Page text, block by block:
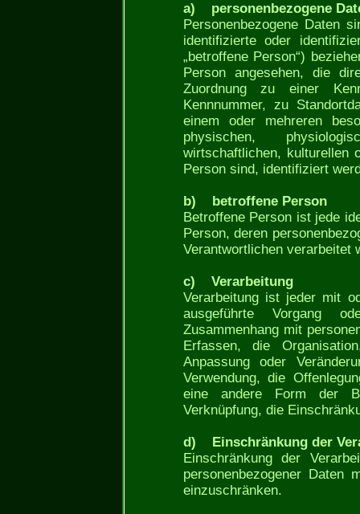
a) personenbezogene
Personenbezogene Daten
identifizierte oder
„betroffene Person“)
Person angesehen, die
Zuordnung zu einer
Kennnummer, zu
einem oder mehreren
physischen,
wirtschaftlichen, kulturellen
Person sind, identifiziert
b) betroffene Person
Betroffene Person ist jede
Person, deren
Verantwortlichen verarbeitet
c) Verarbeitung
Verarbeitung ist jeder mit
ausgeführte Vorgang
Zusammenhang mit
Erfassen, die
Anpassung oder
Verwendung, die
eine andere Form der
Verknüpfung, die
d) Einschränkung der
Einschränkung der
personenbezogener Daten
einzuschränken.